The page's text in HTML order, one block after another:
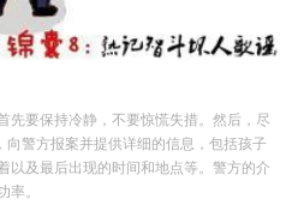
要保持冷静，不要惊慌失措。然后，尽
警方报案并提供详细的信息，包括孩子
以及最后出现的时间和地点等。警方的介
率。